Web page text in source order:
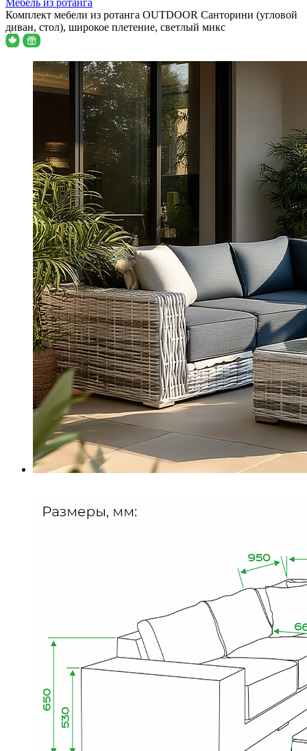
Мебель из ротанга
Комплект мебели из ротанга OUTDOOR Санторини (угловой
диван, стол), широкое плетение, светлый микс